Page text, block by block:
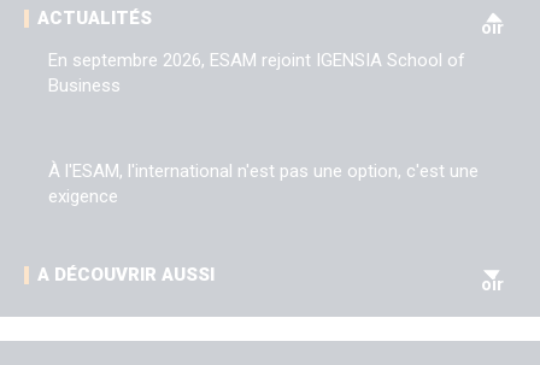
ACTUALITÉS
oir
En septembre 2026, ESAM rejoint IGENSIA School of
Business
À l'ESAM, l'international n'est pas une option, c'est une
exigence
A DÉCOUVRIR AUSSI
oir